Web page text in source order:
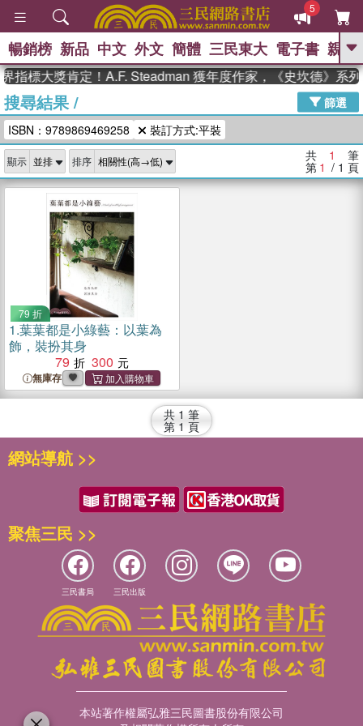
5
GO
The Odyssey 、
父親節 、 如果歷史是一群喵 、 暑期
推薦 、 國際布克獎 臺灣漫遊錄
念華 、 台灣的李登輝時代 、 數學女
孩：黎曼猜想
偉大的迷走神經
暢銷榜 新品 中文 外文 簡體 三民東大 電子書 親子
指標大獎肯定！A.F. Steadman 獲年度作家，《史坎德》系
搜尋結果/
篩選
ISBN：9789869469258
裝訂方式:平裝
顯示 排序 共 1 筆
第 1 / 1 頁
79 折
1.葉葉都是小綠藝：以葉為
飾，裝扮其身
79
300
無庫存
共 1 筆
第 1 頁
網站導航 >>
聚焦三民 >>
三民書局 三民出版
本站著作權屬弘雅三民圖書股份有限公司